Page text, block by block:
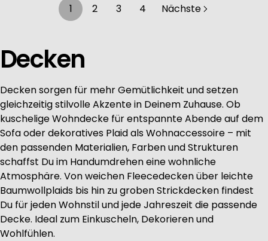
1 2 3 4 Nächste
Decken
Decken sorgen für mehr Gemütlichkeit und setzen
gleichzeitig stilvolle Akzente in Deinem Zuhause. Ob
kuschelige Wohndecke für entspannte Abende auf dem
Sofa oder dekoratives Plaid als Wohnaccessoire – mit
den passenden Materialien, Farben und Strukturen
schaffst Du im Handumdrehen eine wohnliche
Atmosphäre. Von weichen Fleecedecken über leichte
Baumwollplaids bis hin zu groben Strickdecken findest
Du für jeden Wohnstil und jede Jahreszeit die passende
Decke. Ideal zum Einkuscheln, Dekorieren und
Wohlfühlen.